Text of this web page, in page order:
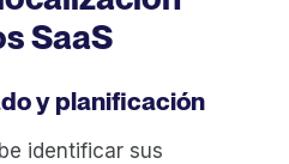
SaaS
y planificación
identificar sus